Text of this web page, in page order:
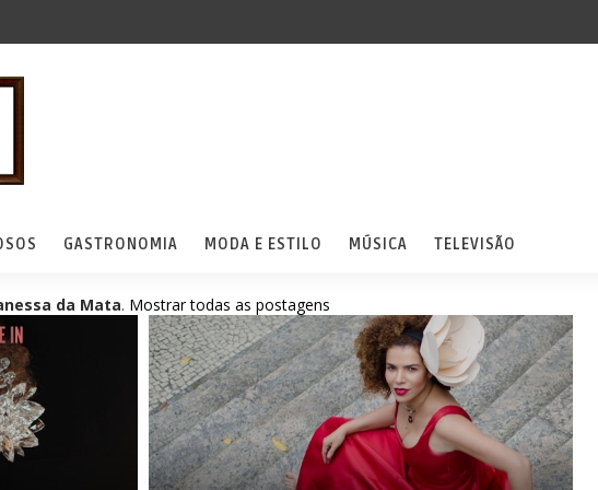
GASTRONOMIA MODA E ESTILO MÚSICA TELEVISÃO
da Mata. Mostrar todas as postagens